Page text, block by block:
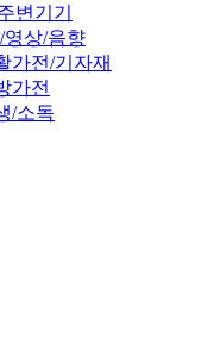
변기기
영상/음향
가전/기자재
가전
/소독